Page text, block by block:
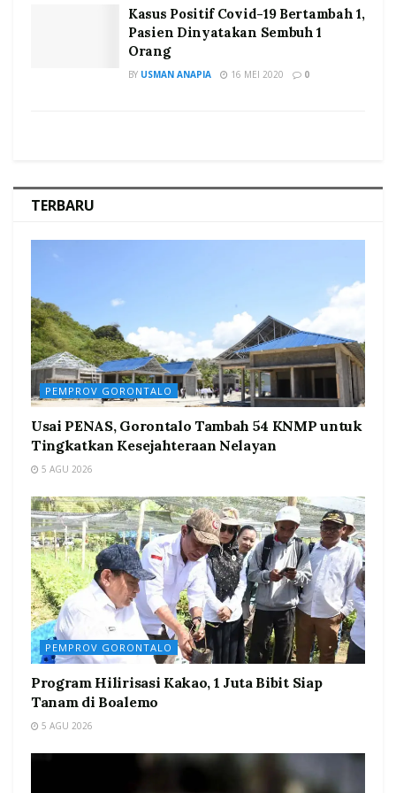
Kasus Positif Covid-19 Bertambah 1,
Pasien Dinyatakan Sembuh 1
Orang
BY USMAN ANAPIA 16 MEI 2020 0
TERBARU
PEMPROV GORONTALO
Usai PENAS, Gorontalo Tambah 54 KNMP untuk
Tingkatkan Kesejahteraan Nelayan
5 AGU 2026
PEMPROV GORONTALO
Program Hilirisasi Kakao, 1 Juta Bibit Siap
Tanam di Boalemo
5 AGU 2026